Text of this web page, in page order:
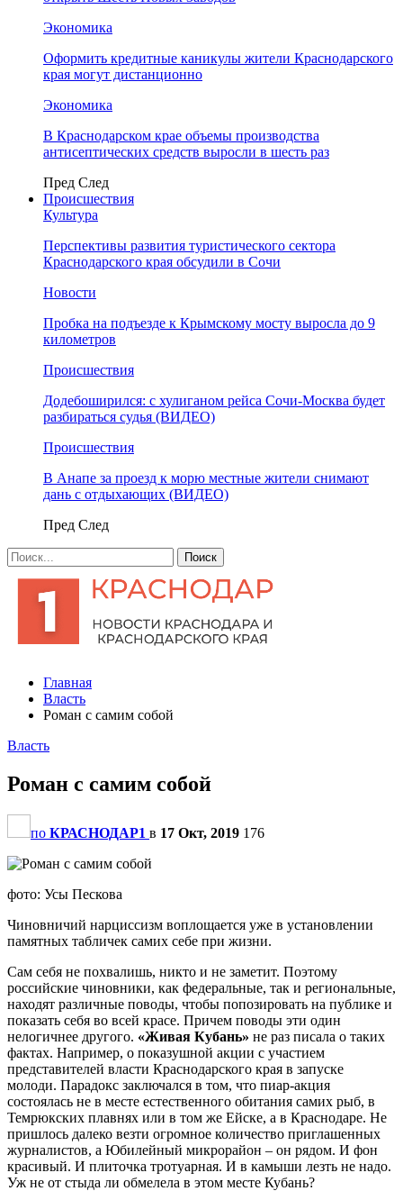
Экономика
Оформить кредитные каникулы жители Краснодарского
края могут дистанционно
Экономика
В Краснодарском крае объемы производства
антисептических средств выросли в шесть раз
Пред След
Происшествия
Культура
Перспективы развития туристического сектора
Краснодарского края обсудили в Сочи
Новости
Пробка на подъезде к Крымскому мосту выросла до 9
километров
Происшествия
Додебоширился: с хулиганом рейса Сочи-Москва будет
разбираться судья (ВИДЕО)
Происшествия
В Анапе за проезд к морю местные жители снимают
дань с отдыхающих (ВИДЕО)
Пред След
Главная
Власть
Роман с самим собой
Власть
Роман с самим собой
по КРАСНОДАР1 в 17 Окт, 2019 176
фото: Усы Пескова
Чиновничий нарциссизм воплощается уже в установлении
памятных табличек самих себе при жизни.
Сам себя не похвалишь, никто и не заметит. Поэтому
российские чиновники, как федеральные, так и региональные,
находят различные поводы, чтобы попозировать на публике и
показать себя во всей красе. Причем поводы эти один
нелогичнее другого. «Живая Кубань» не раз писала о таких
фактах. Например, о показушной акции с участием
представителей власти Краснодарского края в запуске
молоди. Парадокс заключался в том, что пиар-акция
состоялась не в месте естественного обитания самих рыб, в
Темрюкских плавнях или в том же Ейске, а в Краснодаре. Не
пришлось далеко везти огромное количество приглашенных
журналистов, а Юбилейный микрорайон – он рядом. И фон
красивый. И плиточка тротуарная. И в камыши лезть не надо.
Уж не от стыда ли обмелела в этом месте Кубань?